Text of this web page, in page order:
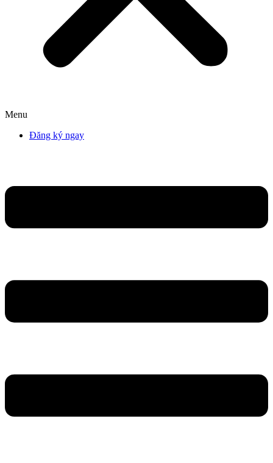
Menu
Đăng ký ngay